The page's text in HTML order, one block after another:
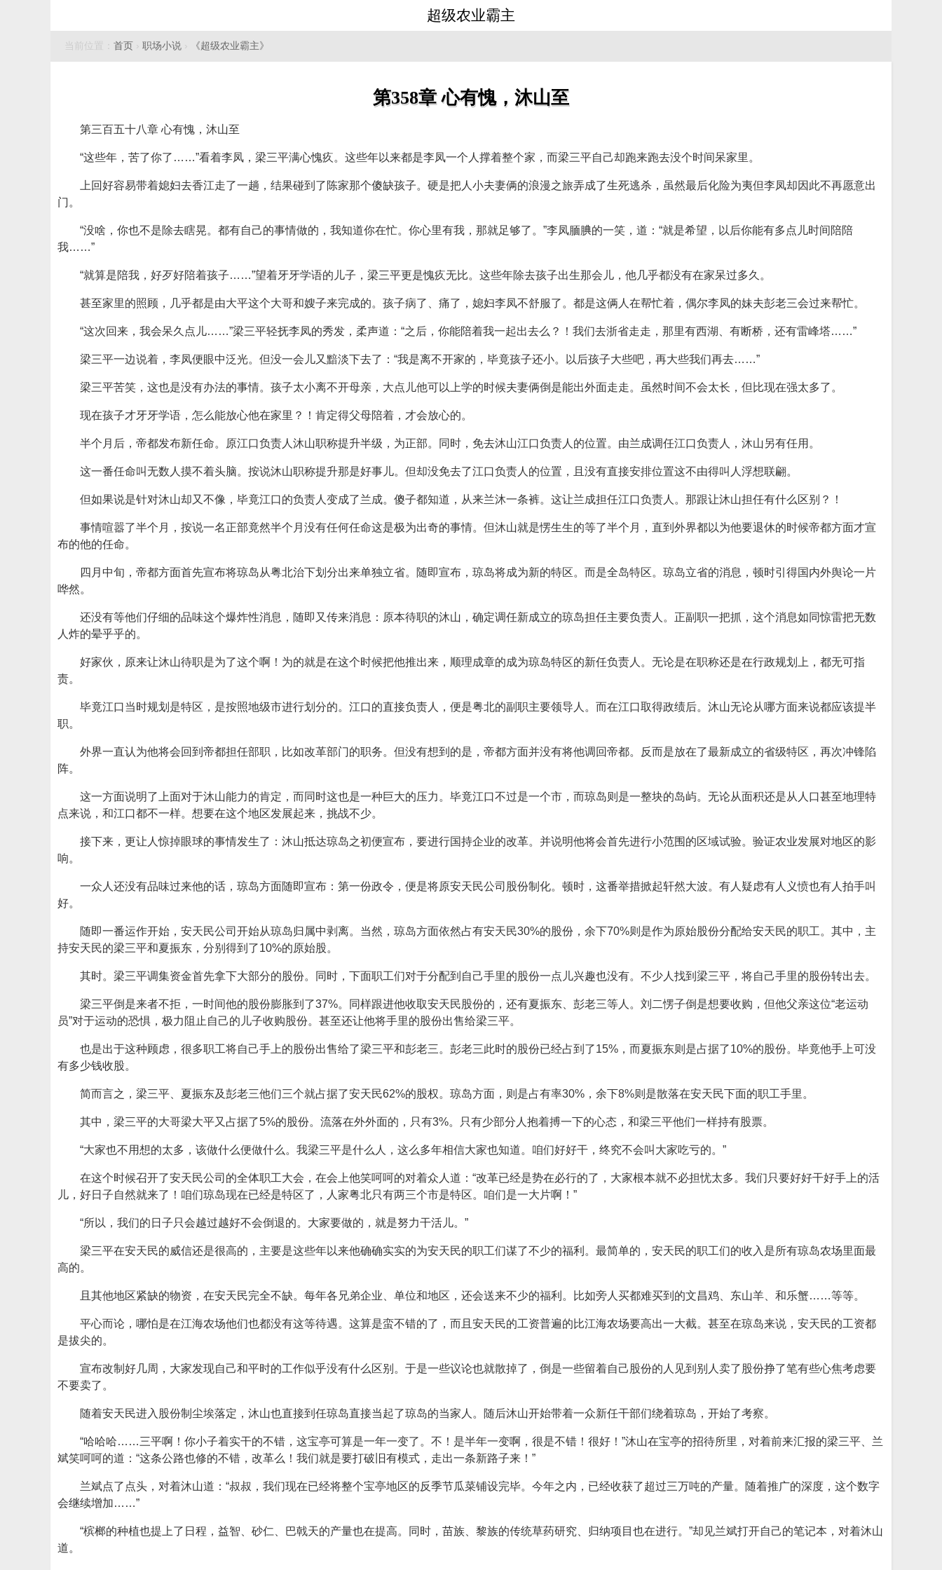
超级农业霸主
当前位置： 首页 › 职场小说 › 《超级农业霸主》
第358章 心有愧，沐山至
第三百五十八章 心有愧，沐山至
“这些年，苦了你了……”看着李凤，梁三平满心愧疚。这些年以来都是李凤一个人撑着整个家，而梁三平自己却跑来跑去没个时间呆家里。
上回好容易带着媳妇去香江走了一趟，结果碰到了陈家那个傻缺孩子。硬是把人小夫妻俩的浪漫之旅弄成了生死逃杀，虽然最后化险为夷但李凤却因此不再愿意出
门。
“没啥，你也不是除去瞎晃。都有自己的事情做的，我知道你在忙。你心里有我，那就足够了。”李凤腼腆的一笑，道：“就是希望，以后你能有多点儿时间陪陪
我……”
“就算是陪我，好歹好陪着孩子……”望着牙牙学语的儿子，梁三平更是愧疚无比。这些年除去孩子出生那会儿，他几乎都没有在家呆过多久。
甚至家里的照顾，几乎都是由大平这个大哥和嫂子来完成的。孩子病了、痛了，媳妇李凤不舒服了。都是这俩人在帮忙着，偶尔李凤的妹夫彭老三会过来帮忙。
“这次回来，我会呆久点儿……”梁三平轻抚李凤的秀发，柔声道：“之后，你能陪着我一起出去么？！我们去浙省走走，那里有西湖、有断桥，还有雷峰塔……”
梁三平一边说着，李凤便眼中泛光。但没一会儿又黯淡下去了：“我是离不开家的，毕竟孩子还小。以后孩子大些吧，再大些我们再去……”
梁三平苦笑，这也是没有办法的事情。孩子太小离不开母亲，大点儿他可以上学的时候夫妻俩倒是能出外面走走。虽然时间不会太长，但比现在强太多了。
现在孩子才牙牙学语，怎么能放心他在家里？！肯定得父母陪着，才会放心的。
半个月后，帝都发布新任命。原江口负责人沐山职称提升半级，为正部。同时，免去沐山江口负责人的位置。由兰成调任江口负责人，沐山另有任用。
这一番任命叫无数人摸不着头脑。按说沐山职称提升那是好事儿。但却没免去了江口负责人的位置，且没有直接安排位置这不由得叫人浮想联翩。
但如果说是针对沐山却又不像，毕竟江口的负责人变成了兰成。傻子都知道，从来兰沐一条裤。这让兰成担任江口负责人。那跟让沐山担任有什么区别？！
事情喧嚣了半个月，按说一名正部竟然半个月没有任何任命这是极为出奇的事情。但沐山就是愣生生的等了半个月，直到外界都以为他要退休的时候帝都方面才宣
布的他的任命。
四月中旬，帝都方面首先宣布将琼岛从粤北治下划分出来单独立省。随即宣布，琼岛将成为新的特区。而是全岛特区。琼岛立省的消息，顿时引得国内外舆论一片
哗然。
还没有等他们仔细的品味这个爆炸性消息，随即又传来消息：原本待职的沐山，确定调任新成立的琼岛担任主要负责人。正副职一把抓，这个消息如同惊雷把无数
人炸的晕乎乎的。
好家伙，原来让沐山待职是为了这个啊！为的就是在这个时候把他推出来，顺理成章的成为琼岛特区的新任负责人。无论是在职称还是在行政规划上，都无可指
责。
毕竟江口当时规划是特区，是按照地级市进行划分的。江口的直接负责人，便是粤北的副职主要领导人。而在江口取得政绩后。沐山无论从哪方面来说都应该提半
职。
外界一直认为他将会回到帝都担任部职，比如改革部门的职务。但没有想到的是，帝都方面并没有将他调回帝都。反而是放在了最新成立的省级特区，再次冲锋陷
阵。
这一方面说明了上面对于沐山能力的肯定，而同时这也是一种巨大的压力。毕竟江口不过是一个市，而琼岛则是一整块的岛屿。无论从面积还是从人口甚至地理特
点来说，和江口都不一样。想要在这个地区发展起来，挑战不少。
接下来，更让人惊掉眼球的事情发生了：沐山抵达琼岛之初便宣布，要进行国持企业的改革。并说明他将会首先进行小范围的区域试验。验证农业发展对地区的影
响。
一众人还没有品味过来他的话，琼岛方面随即宣布：第一份政令，便是将原安天民公司股份制化。顿时，这番举措掀起轩然大波。有人疑虑有人义愤也有人拍手叫
好。
随即一番运作开始，安天民公司开始从琼岛归属中剥离。当然，琼岛方面依然占有安天民30%的股份，余下70%则是作为原始股份分配给安天民的职工。其中，主
持安天民的梁三平和夏振东，分别得到了10%的原始股。
其时。梁三平调集资金首先拿下大部分的股份。同时，下面职工们对于分配到自己手里的股份一点儿兴趣也没有。不少人找到梁三平，将自己手里的股份转出去。
梁三平倒是来者不拒，一时间他的股份膨胀到了37%。同样跟进他收取安天民股份的，还有夏振东、彭老三等人。刘二愣子倒是想要收购，但他父亲这位“老运动
员”对于运动的恐惧，极力阻止自己的儿子收购股份。甚至还让他将手里的股份出售给梁三平。
也是出于这种顾虑，很多职工将自己手上的股份出售给了梁三平和彭老三。彭老三此时的股份已经占到了15%，而夏振东则是占据了10%的股份。毕竟他手上可没
有多少钱收股。
简而言之，梁三平、夏振东及彭老三他们三个就占据了安天民62%的股权。琼岛方面，则是占有率30%，余下8%则是散落在安天民下面的职工手里。
其中，梁三平的大哥梁大平又占据了5%的股份。流落在外外面的，只有3%。只有少部分人抱着搏一下的心态，和梁三平他们一样持有股票。
“大家也不用想的太多，该做什么便做什么。我梁三平是什么人，这么多年相信大家也知道。咱们好好干，终究不会叫大家吃亏的。”
在这个时候召开了安天民公司的全体职工大会，在会上他笑呵呵的对着众人道：“改革已经是势在必行的了，大家根本就不必担忧太多。我们只要好好干好手上的活
儿，好日子自然就来了！咱们琼岛现在已经是特区了，人家粤北只有两三个市是特区。咱们是一大片啊！”
“所以，我们的日子只会越过越好不会倒退的。大家要做的，就是努力干活儿。”
梁三平在安天民的威信还是很高的，主要是这些年以来他确确实实的为安天民的职工们谋了不少的福利。最简单的，安天民的职工们的收入是所有琼岛农场里面最
高的。
且其他地区紧缺的物资，在安天民完全不缺。每年各兄弟企业、单位和地区，还会送来不少的福利。比如旁人买都难买到的文昌鸡、东山羊、和乐蟹……等等。
平心而论，哪怕是在江海农场他们也都没有这等待遇。这算是蛮不错的了，而且安天民的工资普遍的比江海农场要高出一大截。甚至在琼岛来说，安天民的工资都
是拔尖的。
宣布改制好几周，大家发现自己和平时的工作似乎没有什么区别。于是一些议论也就散掉了，倒是一些留着自己股份的人见到别人卖了股份挣了笔有些心焦考虑要
不要卖了。
随着安天民进入股份制尘埃落定，沐山也直接到任琼岛直接当起了琼岛的当家人。随后沐山开始带着一众新任干部们绕着琼岛，开始了考察。
“哈哈哈……三平啊！你小子着实干的不错，这宝亭可算是一年一变了。不！是半年一变啊，很是不错！很好！”沐山在宝亭的招待所里，对着前来汇报的梁三平、兰
斌笑呵呵的道：“这条公路也修的不错，改革么！我们就是要打破旧有模式，走出一条新路子来！”
兰斌点了点头，对着沐山道：“叔叔，我们现在已经将整个宝亭地区的反季节瓜菜铺设完毕。今年之内，已经收获了超过三万吨的产量。随着推广的深度，这个数字
会继续增加……”
“槟榔的种植也提上了日程，益智、砂仁、巴戟天的产量也在提高。同时，苗族、黎族的传统草药研究、归纳项目也在进行。”却见兰斌打开自己的笔记本，对着沐山
道。